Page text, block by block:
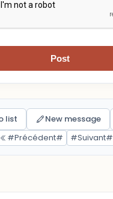
Post
list New message
#Précédent#
#Suivant#